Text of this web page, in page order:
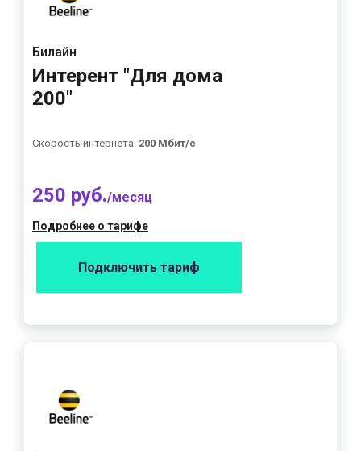
Билайн
Интерент "Для дома
200"
Скорость интернета: 200 Мбит/с
250 руб./месяц
Подробнее о тарифе
Подключить тариф